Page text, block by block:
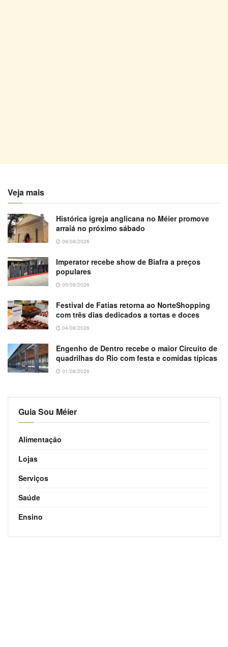
Veja mais
Histórica igreja anglicana no Méier promove
arraiá no próximo sábado
08/08/2026
Imperator recebe show de Biafra a preços
populares
05/08/2026
Festival de Fatias retorna ao NorteShopping
com três dias dedicados a tortas e doces
04/08/2026
Engenho de Dentro recebe o maior Circuito de
quadrilhas do Rio com festa e comidas típicas
01/08/2026
Guia Sou Méier
Alimentação
Lojas
Serviços
Saúde
Ensino